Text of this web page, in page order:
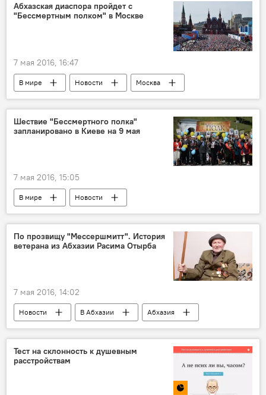
Абхазская диаспора пройдет с
"Бессмертным полком"‎ в Москве
7 мая 2016, 16:47
В мире Новости Москва
Шествие "Бессмертного полка"
запланировано в Киеве на 9 мая
7 мая 2016, 15:05
В мире Новости
По прозвищу "Мессершмитт". История
ветерана из Абхазии Расима Отырба
7 мая 2016, 14:02
Новости В Абхазии
Абхазия
Истории Победы
Тест на склонность к душевным
расстройствам